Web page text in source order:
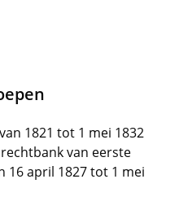
1821 tot 1 mei 1832
van eerste
16 april 1827 tot 1 mei